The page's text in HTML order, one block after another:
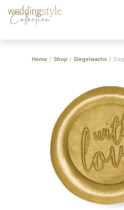
Collection
Home / Shop / Siegelwachs /